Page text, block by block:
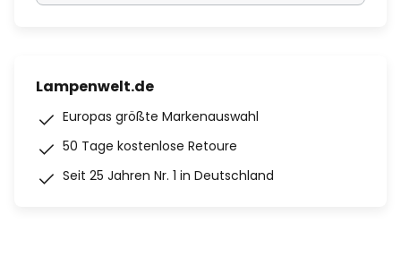
Lampenwelt.de
Europas größte Markenauswahl
50 Tage kostenlose Retoure
Seit 25 Jahren Nr. 1 in Deutschland